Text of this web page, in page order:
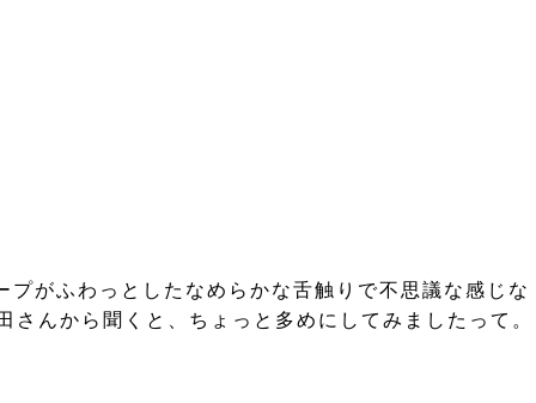
がふわっとしたなめらかな舌触りで不思議な感じな
んから聞くと、ちょっと多めにしてみましたって。